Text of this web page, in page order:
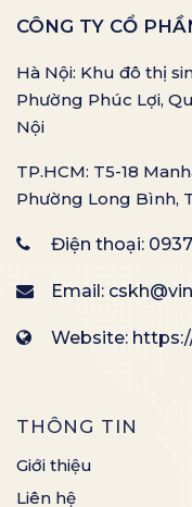
CÔNG TY CỔ
Hà Nội: Khu đô thị
Phường Phúc Lợi,
Nội
TP.HCM: T5-18
Phường Long Bình,
Điện thoại:
Email:
Website:
THÔNG TIN
Giới thiệu
Liên hệ